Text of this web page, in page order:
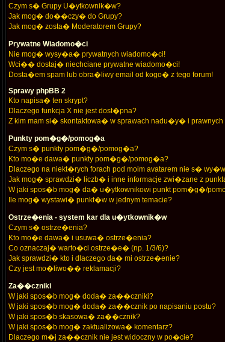
Czym s� Grupy U�ytkownik�w?
Jak mog� do��czy� do Grupy?
Jak mog� zosta� Moderatorem Grupy?
Prywatne Wiadomo�ci
Nie mog� wysy�a� prywatnych wiadomo�ci!
Wci�� dostaj� niechciane prywatne wiadomo�ci!
Dosta�em spam lub obra�liwy email od kogo� z tego forum!
Sprawy phpBB 2
Kto napisa� ten skrypt?
Dlaczego funkcja X nie jest dost�pna?
Z kim mam si� skontaktowa� w sprawach nadu�y� i prawnych
Punkty pom�g�/pomog�a
Czym s� punkty pom�g�/pomog�a?
Kto mo�e dawa� punkty pom�g�/pomog�a?
Dlaczego na niekt�rych forach pod moim avatarem nie s�
Jak mog� sprawdzi� liczb� i inne informacje zwi�zane z
W jaki spos�b mog� da� u�ytkownikowi punkt pom�g�/
Ile mog� wystawi� punkt�w w jednym temacie?
Ostrze�enia - system kar dla u�ytkownik�w
Czym s� ostrze�enia?
Kto mo�e dawa� i usuwa� ostrze�enia?
Co oznaczaj� warto�ci ostrze�e� (np. 1/3/6)?
Jak sprawdzi� kto i dlaczego da� mi ostrze�enie?
Czy jest mo�liwo�� reklamacji?
Za��czniki
W jaki spos�b mog� doda� za��czniki?
W jaki spos�b mog� doda� za��cznik po napisaniu postu?
W jaki spos�b skasowa� za��cznik?
W jaki spos�b mog� zaktualizowa� komentarz?
Dlaczego m�j za��cznik nie jest widoczny w po�cie?